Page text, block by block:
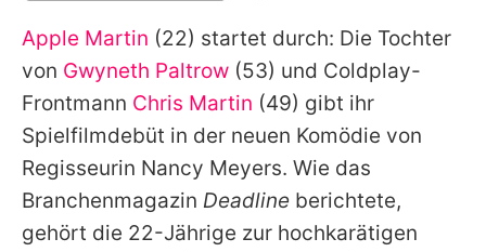
Alle Themen auf Promiflash
Jobs
App runterladen
Team
Redaktionelle Richtlinien
Apple Martin (22) startet durch: Die Tochter
von Gwyneth Paltrow (53) und Coldplay-
Frontmann Chris Martin (49) gibt ihr
Spielfilmdebüt in der neuen Komödie von
Regisseurin Nancy Meyers. Wie das
Branchenmagazin Deadline berichtete,
gehört die 22-Jährige zur hochkarätigen